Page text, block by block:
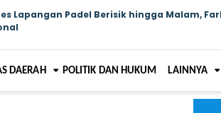
Lapangan Padel Berisik hingga Malam,
DAERAH POLITIK DAN HUKUM LAINNYA